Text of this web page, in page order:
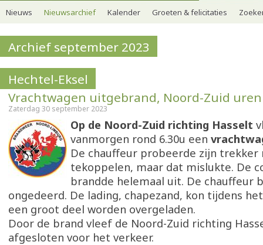
Nieuws Nieuwsarchief Kalender Groeten & felicitaties
Archief september 2023
Hechtel-Eksel
Vrachtwagen uitgebrand, Noord-Zuid
Zaterdag 30 september 2023
Op de Noord-Zuid richting Hasselt
vanmorgen rond 6.30u een
De chauffeur probeerde zijn trekker
tekoppelen, maar dat mislukte. De
brandde helemaal uit. De chauffeur
ongedeerd. De lading, chapezand, kon tijdens
een groot deel worden overgeladen.
Door de brand vleef de Noord-Zuid richting
afgesloten voor het verkeer.